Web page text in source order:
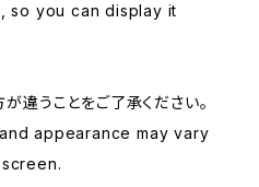
so you can display it
違うことをご了承ください。
appearance may vary